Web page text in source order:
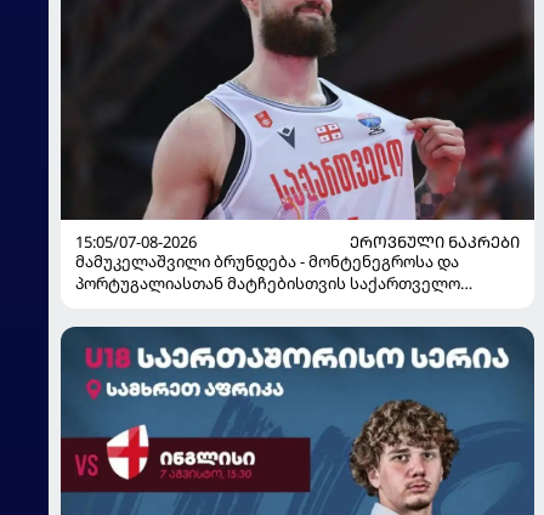
15:05/07-08-2026
ᲔᲠᲝᲕᲜᲣᲚᲘ ᲜᲐᲙᲠᲔᲑᲘ
მამუკელაშვილი ბრუნდება - მონტენეგროსა და
პორტუგალიასთან მატჩებისთვის საქართველო